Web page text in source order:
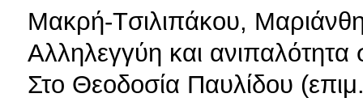
Mακρή-Tσιλιπάκου,
Aλληλεγγύη και
Στο Θεοδοσία Παυλίδου